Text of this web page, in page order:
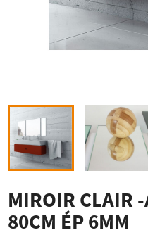
MIROIR CLAIR
80CM ÉP 6MM